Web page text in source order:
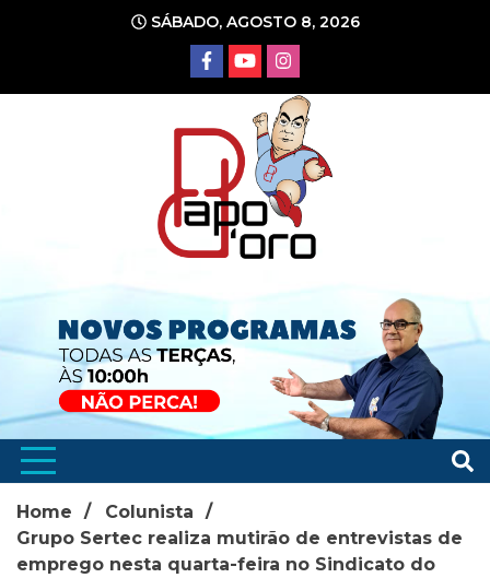
conteúdo
SÁBADO, AGOSTO 8, 2026
Home
Colunista
Grupo Sertec realiza mutirão de entrevistas de
emprego nesta quarta-feira no Sindicato do